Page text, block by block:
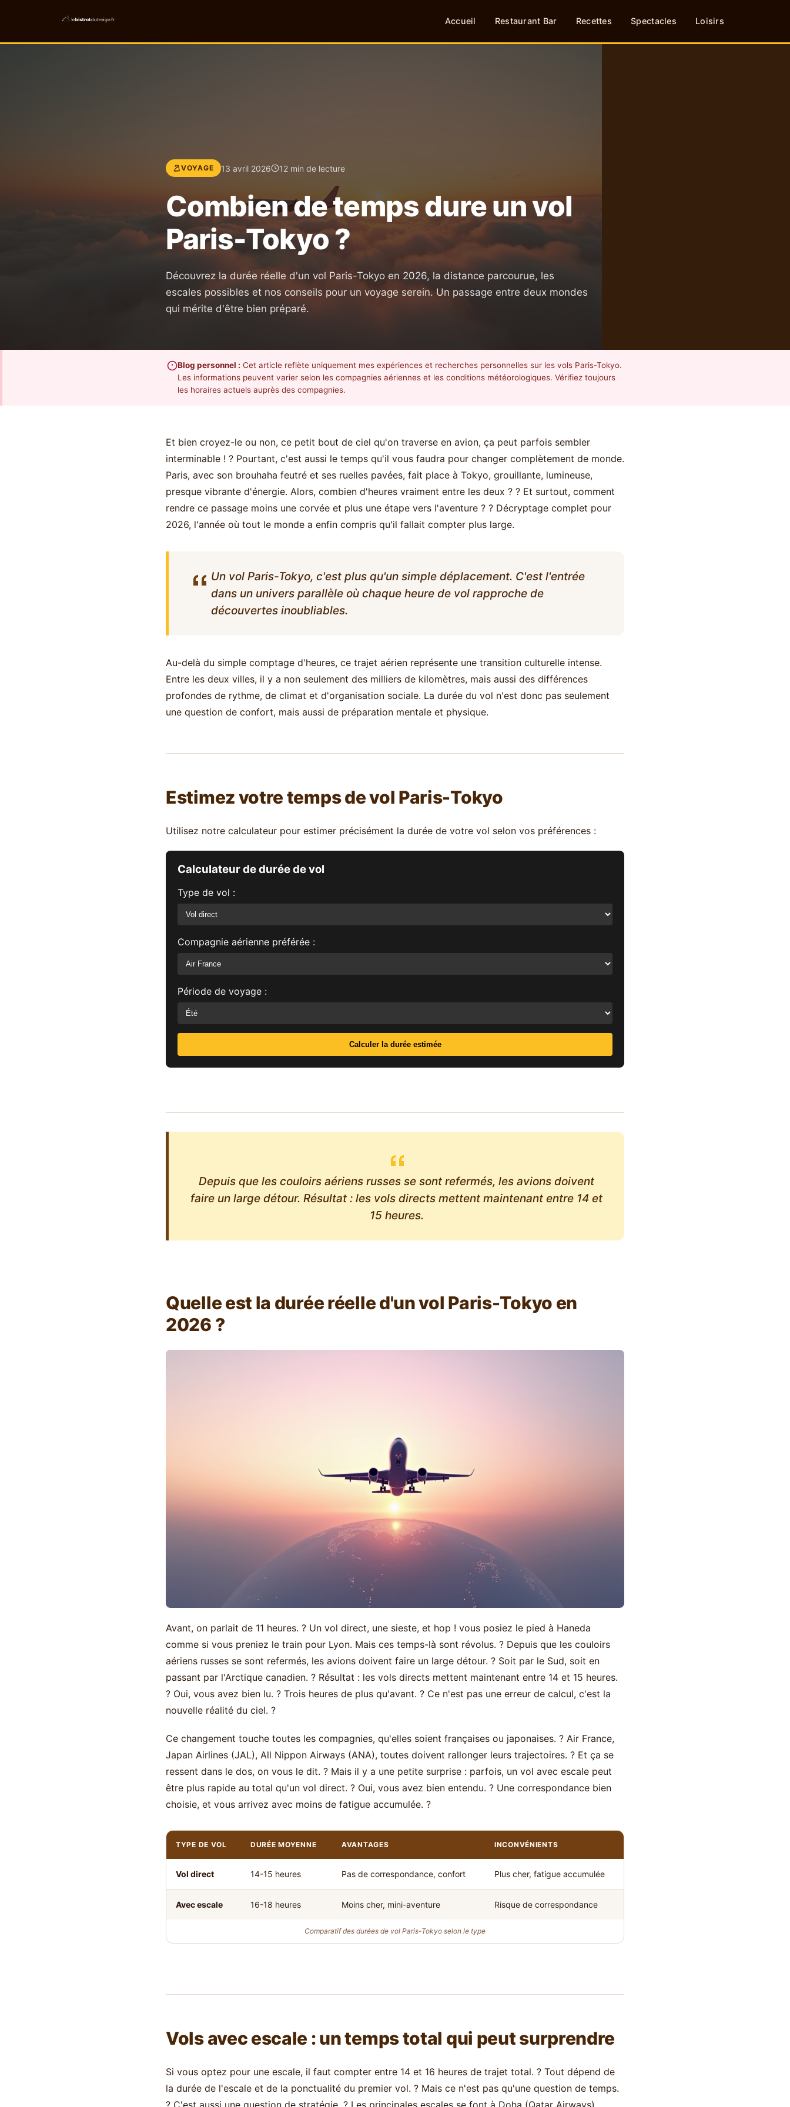
Accueil Restaurant Bar Recettes Spectacles Loisirs
VOYAGE 13 avril 2026 12 min de lecture
Combien de temps dure un vol
Paris-Tokyo ?
Découvrez la durée réelle d'un vol Paris-Tokyo en 2026, la distance parcourue, les
escales possibles et nos conseils pour un voyage serein. Un passage entre deux mondes
qui mérite d'être bien préparé.
Blog personnel : Cet article reflète uniquement mes expériences et recherches personnelles sur les vols Paris-Tokyo.
Les informations peuvent varier selon les compagnies aériennes et les conditions météorologiques. Vérifiez toujours
les horaires actuels auprès des compagnies.
Et bien croyez-le ou non, ce petit bout de ciel qu'on traverse en avion, ça peut parfois sembler
interminable ! ? Pourtant, c'est aussi le temps qu'il vous faudra pour changer complètement de monde.
Paris, avec son brouhaha feutré et ses ruelles pavées, fait place à Tokyo, grouillante, lumineuse,
presque vibrante d'énergie. Alors, combien d'heures vraiment entre les deux ? ? Et surtout, comment
rendre ce passage moins une corvée et plus une étape vers l'aventure ? ? Décryptage complet pour
2026, l'année où tout le monde a enfin compris qu'il fallait compter plus large.
Un vol Paris-Tokyo, c'est plus qu'un simple déplacement. C'est l'entrée
dans un univers parallèle où chaque heure de vol rapproche de
découvertes inoubliables.
Au-delà du simple comptage d'heures, ce trajet aérien représente une transition culturelle intense.
Entre les deux villes, il y a non seulement des milliers de kilomètres, mais aussi des différences
profondes de rythme, de climat et d'organisation sociale. La durée du vol n'est donc pas seulement
une question de confort, mais aussi de préparation mentale et physique.
Estimez votre temps de vol Paris-Tokyo
Utilisez notre calculateur pour estimer précisément la durée de votre vol selon vos préférences :
Calculateur de durée de vol
Type de vol :
Compagnie aérienne préférée :
Période de voyage :
Calculer la durée estimée
Depuis que les couloirs aériens russes se sont refermés, les avions doivent
faire un large détour. Résultat : les vols directs mettent maintenant entre 14 et
15 heures.
Quelle est la durée réelle d'un vol Paris-Tokyo en
2026 ?
Avant, on parlait de 11 heures. ? Un vol direct, une sieste, et hop ! vous posiez le pied à Haneda
comme si vous preniez le train pour Lyon. Mais ces temps-là sont révolus. ? Depuis que les couloirs
aériens russes se sont refermés, les avions doivent faire un large détour. ? Soit par le Sud, soit en
passant par l'Arctique canadien. ? Résultat : les vols directs mettent maintenant entre 14 et 15 heures.
? Oui, vous avez bien lu. ? Trois heures de plus qu'avant. ? Ce n'est pas une erreur de calcul, c'est la
nouvelle réalité du ciel. ?
Ce changement touche toutes les compagnies, qu'elles soient françaises ou japonaises. ? Air France,
Japan Airlines (JAL), All Nippon Airways (ANA), toutes doivent rallonger leurs trajectoires. ? Et ça se
ressent dans le dos, on vous le dit. ? Mais il y a une petite surprise : parfois, un vol avec escale peut
être plus rapide au total qu'un vol direct. ? Oui, vous avez bien entendu. ? Une correspondance bien
choisie, et vous arrivez avec moins de fatigue accumulée. ?
Comparatif des durées de vol Paris-Tokyo selon le type
TYPE DE VOL DURÉE MOYENNE AVANTAGES INCONVÉNIENTS
Vol direct 14-15 heures Pas de correspondance, confort Plus cher, fatigue accumulée
Avec escale 16-18 heures Moins cher, mini-aventure Risque de correspondance
Vols avec escale : un temps total qui peut surprendre
Si vous optez pour une escale, il faut compter entre 14 et 16 heures de trajet total. ? Tout dépend de
la durée de l'escale et de la ponctualité du premier vol. ? Mais ce n'est pas qu'une question de temps.
? C'est aussi une question de stratégie. ? Les principales escales se font à Doha (Qatar Airways),